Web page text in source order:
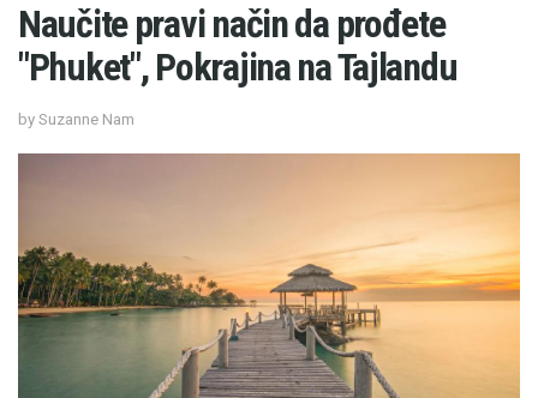
Naučite pravi način da prođete
"Phuket", Pokrajina na Tajlandu
by Suzanne Nam